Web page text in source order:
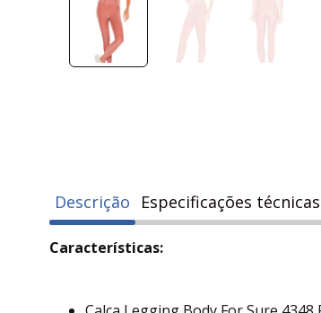
Descrição Especificações técnicas
Características: